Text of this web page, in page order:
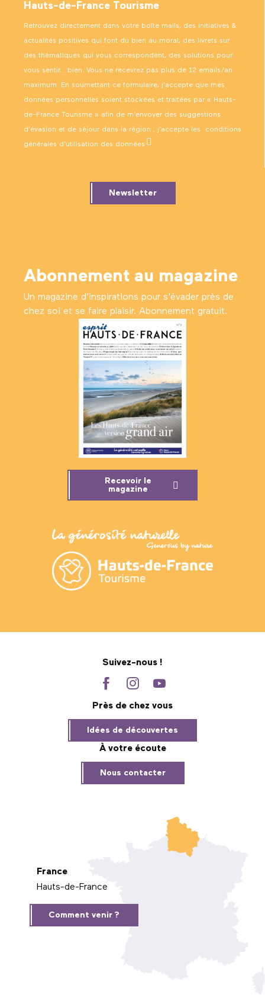
Hauts-de-France Tourisme
Retrouvez directement dans votre boîte mails, des initiatives &
actualités positives qui font du bien au moral, des livrets sur
des thématiques qui vous correspondent, des solutions pour
vous sentir… bien. Vous ne recevrez pas plus de 12 emails/an
maximum. En soumettant ce formulaire, j’accepte que mes
données personnelles soient stockées et traitées par « Hauts-
de-France Tourisme » afin de m’envoyer des suggestions
d’évasion et de séjour dans la région ; j’accepte les conditions
générales d’utilisation des données .
Newsletter
Abonnement au magazine
Un magazine d’inspirations pour s'évader près de
chez soi et se faire plaisir. Abonnement gratuit.
Recevoir le
magazine
Suivez-nous !
Près de chez vous
Idées de découvertes
À votre écoute
Nous contacter
France
Hauts-de-France
Comment venir ?